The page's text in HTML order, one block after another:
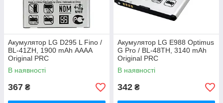
Акумулятор LG D295 L Fino /
BL-41ZH, 1900 mAh АААА
Original PRC
В наявності
367 ₴
Акумулятор LG E988 Optimus
G Pro / BL-48TH, 3140 mAh
Original PRC
В наявності
342 ₴